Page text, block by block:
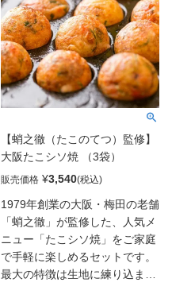
【蛸之徹（たこのてつ）監修】
大阪たこシソ焼 （3袋）
販売価格 ¥3,540
1979年創業の大阪・梅田の老舗
「蛸之徹」が監修した、人気メ
ニュー「たこシソ焼」をご家庭
で手軽に楽しめるセットです。
最大の特徴は生地に練り込まれ